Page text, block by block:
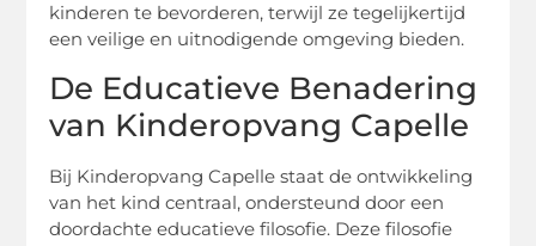
kinderen te bevorderen, terwijl ze tegelijkertijd
een veilige en uitnodigende omgeving bieden.
De Educatieve Benadering
van Kinderopvang Capelle
Bij Kinderopvang Capelle staat de ontwikkeling
van het kind centraal, ondersteund door een
doordachte educatieve filosofie. Deze filosofie